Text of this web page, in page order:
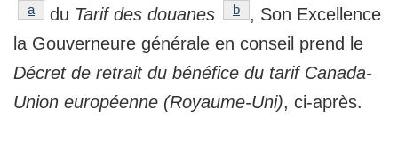
référence
a du Tarif des douanes référence
b
, Son Excellence
la Gouverneure générale en conseil prend le
Décret de retrait du bénéfice du tarif Canada-
Union européenne (Royaume-Uni), ci-après.